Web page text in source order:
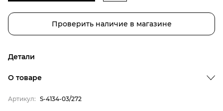
Проверить наличие в магазине
Детали
Страна производитель
О товаре
Артикул: S-4134-03/272